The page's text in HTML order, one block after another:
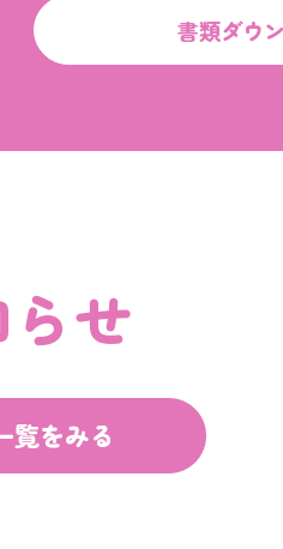
書類ダウ
せ
覧をみる